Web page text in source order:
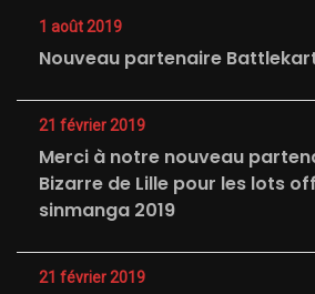
1 août 2019
Nouveau partenaire
21 février 2019
Merci à notre nouveau
Bizarre de Lille pour les lots
sinmanga 2019
21 février 2019